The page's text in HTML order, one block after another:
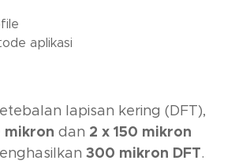
aplikasi
lapisan kering (DFT),
mikron dan 2 x 150 mikron
300 mikron DFT.